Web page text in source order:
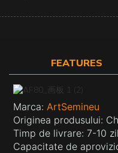
FEATURES
Marca: ArtSemineu
Originea produsului:
Timp de livrare: 7-10
Capacitate de